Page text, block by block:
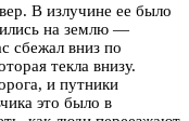
В излучине ее было
на землю —
сбежал вниз по
текла внизу.
и путники
это было в